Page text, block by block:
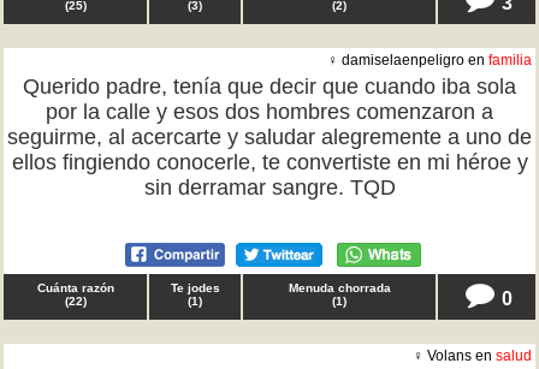
(25)
(3)
(2)
♀ damiselaenpeligro en familia
Querido padre, tenía que decir que cuando iba sola
por la calle y esos dos hombres comenzaron a
seguirme, al acercarte y saludar alegremente a uno de
ellos fingiendo conocerle, te convertiste en mi héroe y
sin derramar sangre. TQD
Cuánta razón
(22)
Te jodes
(1)
Menuda chorrada
(1) 0
♀ Volans en salud